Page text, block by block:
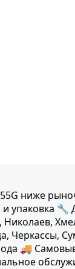
ниже
упаковка 🔧
Черкассы,
🚚